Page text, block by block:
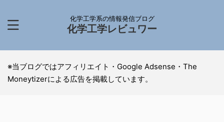
化学工学系の情報発信ブログ
化学工学レビュワー
※当ブログではアフィリエイト・Google Adsense・The
Moneytizerによる広告を掲載しています。